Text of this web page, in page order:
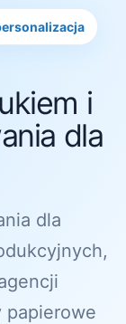
i
dla
dla
papierowe